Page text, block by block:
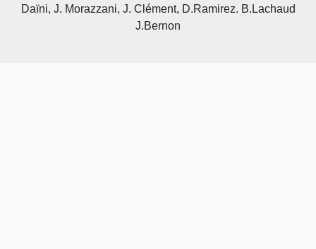
Daïni, J. Morazzani, J. Clément, D.Ramirez. B.Lachaud
J.Bernon